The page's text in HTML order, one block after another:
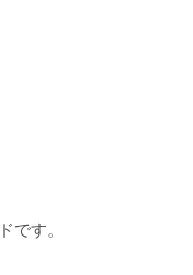
です。